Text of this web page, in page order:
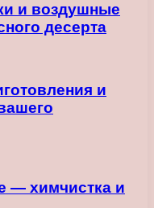
и воздушные
десерта
и
— химчистка и